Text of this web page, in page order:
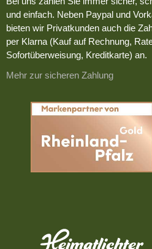
und einfach. Neben Paypal und
bieten wir Privatkunden auch die
per Klarna (Kauf auf Rechnung,
Sofortüberweisung, Kreditkarte) an.
Mehr zur sicheren Zahlung